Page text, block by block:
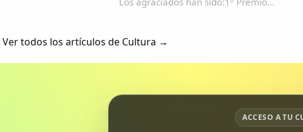
Clasificado Gondola PRIMER
Ver todos los artículos de Cultura →
ACCESO A TU